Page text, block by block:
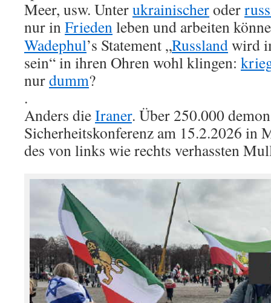
Meer, usw. Unterukrainischeroder
nur inFriedenleben und arbeiten
Wadephul’s Statement „Russlandwird
sein“ in ihren Ohren wohl klingen:
nurdumm?
.
Anders dieIraner. Über 250.000
Sicherheitskonferenz am 15.2.2026 in
des von links wie rechts verhassten